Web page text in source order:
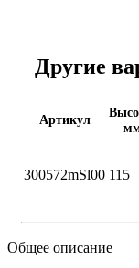
Другие
Артикул
300572mSl00 115
Общее описание